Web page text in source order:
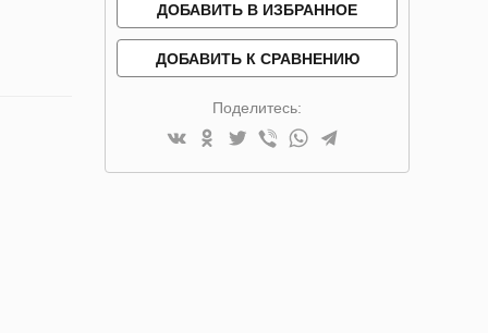
ДОБАВИТЬ В ИЗБРАННОЕ
ДОБАВИТЬ К СРАВНЕНИЮ
Поделитесь: